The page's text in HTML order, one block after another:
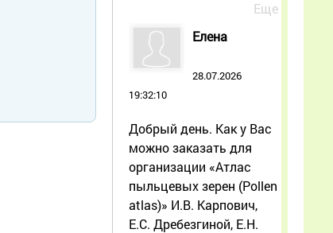
Еще
Елена
28.07.2026
19:32:10
Добрый день. Как у Вас
можно заказать для
организации «Атлас
пыльцевых зерен (Pollen
atlas)» И.В. Карпович,
Е.С. Дребезгиной, Е.Н.